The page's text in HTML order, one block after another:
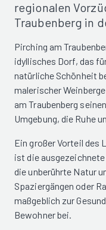
regionalen
Traubenberg in
Pirching am
idyllisches Dorf, das
natürliche Schönheit
malerischer
am Traubenberg
Umgebung, die Ruhe
Ein großer Vorteil des
ist die
die unberührte Natur
Spaziergängen oder
maßgeblich zur
Bewohner bei.